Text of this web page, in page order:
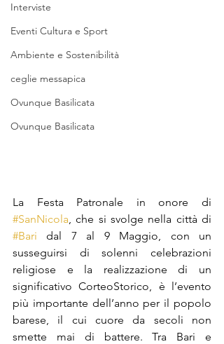
Interviste
Eventi Cultura e Sport
Ambiente e Sostenibilità
ceglie messapica
Ovunque Basilicata
Ovunque Basilicata
#SanNicola
#Bari dal 7 al 9 Maggio, con un
susseguirsi di solenni celebrazioni
religiose e la realizzazione di un
significativo CorteoStorico, è l’evento
più importante dell’anno per il popolo
barese, il cui cuore da secoli non
smette mai di battere. Tra Bari e